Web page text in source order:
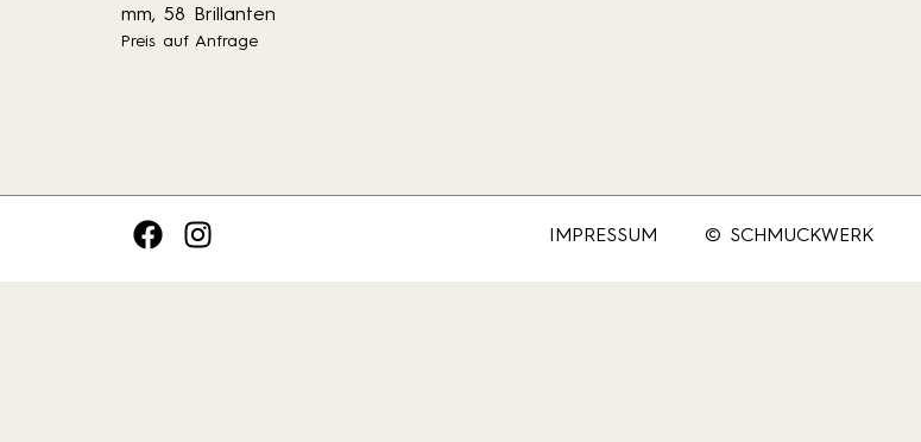
mm, 58 Brillanten
Preis auf Anfrage
IMPRESSUM © SCHMUCKWERK